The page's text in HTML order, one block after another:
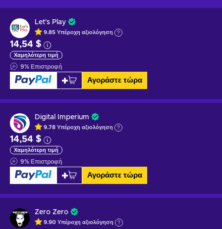
Let's Play
9.85 Υπέροχη αξιολόγηση
14,54 $
Χαμηλότερη τιμή
9% Επιστροφή
Αγοράστε τώρα
Digital Imperium
9.78 Υπέροχη αξιολόγηση
14,54 $
Χαμηλότερη τιμή
9% Επιστροφή
Αγοράστε τώρα
Zero Zero
9.90 Υπέροχη αξιολόγηση